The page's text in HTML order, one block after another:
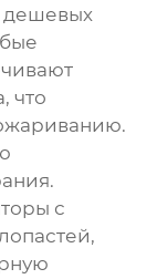
дешевых
что
с